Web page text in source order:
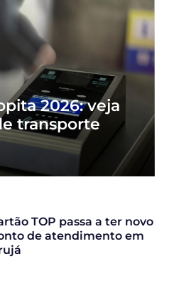
2026: veja
transporte
TOP passa a ter novo
de atendimento em